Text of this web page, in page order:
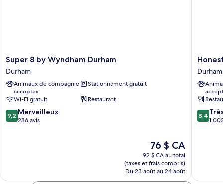
Super
8
by
Wyndham
Durham
Durham
Super 8 by Wyndham Durham
Durham
Animaux de compagnie
acceptés
Stationnement gratuit
Wi-Fi gratuit
Restaurant
9.2
sur
9,2 Merveilleux
286 avis
Le
prix
est
de
76 $ CA
76 $ CA
92 $ CA au total
(taxes et frais compris)
Du 23 août au 24 août
Honest
Lawyer
Hotel
Durham
Durham
8.4
sur
8,4
1